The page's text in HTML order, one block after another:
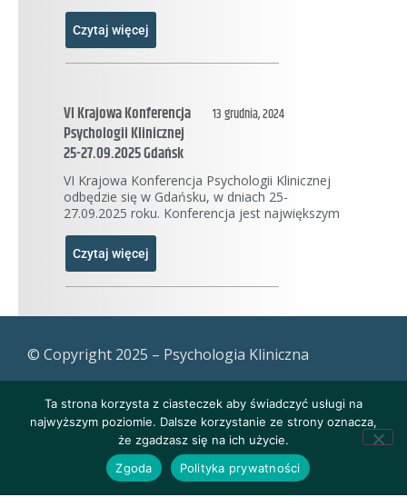
Czytaj więcej
VI Krajowa Konferencja
Psychologii Klinicznej
25-27.09.2025 Gdańsk
13 grudnia, 2024
VI Krajowa Konferencja Psychologii Klinicznej
odbędzie się w Gdańsku, w dniach 25-
27.09.2025 roku. Konferencja jest największym
Czytaj więcej
© Copyright 2025 – Psychologia Kliniczna
Ta strona korzysta z ciasteczek aby świadczyć usługi na
najwyższym poziomie. Dalsze korzystanie ze strony oznacza,
że zgadzasz się na ich użycie.
Zgoda
Polityka prywatności